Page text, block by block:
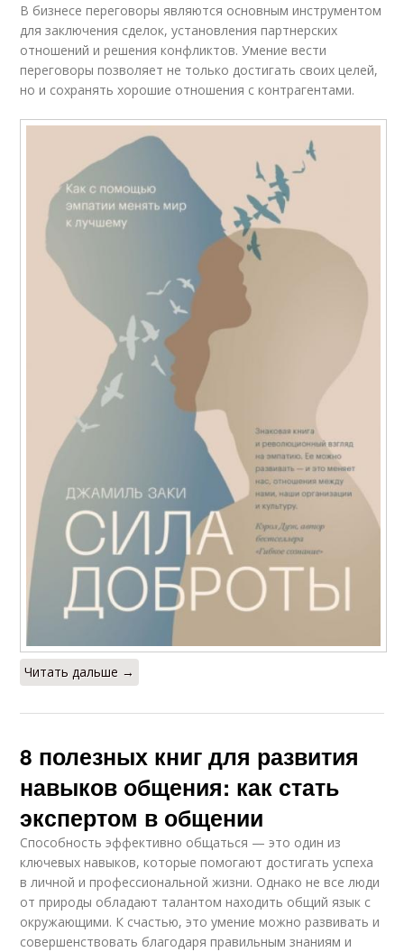
В бизнесе переговоры являются основным инструментом
для заключения сделок, установления партнерских
отношений и решения конфликтов. Умение вести
переговоры позволяет не только достигать своих целей,
но и сохранять хорошие отношения с контрагентами.
Читать дальше →
8 полезных книг для развития
навыков общения: как стать
экспертом в общении
Способность эффективно общаться — это один из
ключевых навыков, которые помогают достигать успеха
в личной и профессиональной жизни. Однако не все люди
от природы обладают талантом находить общий язык с
окружающими. К счастью, это умение можно развивать и
совершенствовать благодаря правильным знаниям и